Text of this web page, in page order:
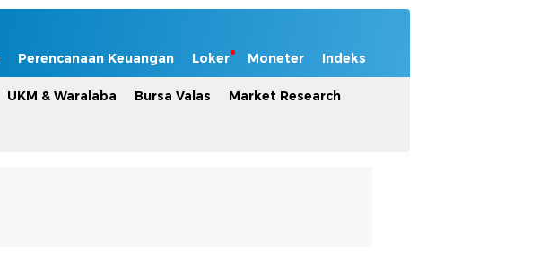
Perencanaan Keuangan Loker Moneter Indeks
UKM & Waralaba Bursa Valas Market Research